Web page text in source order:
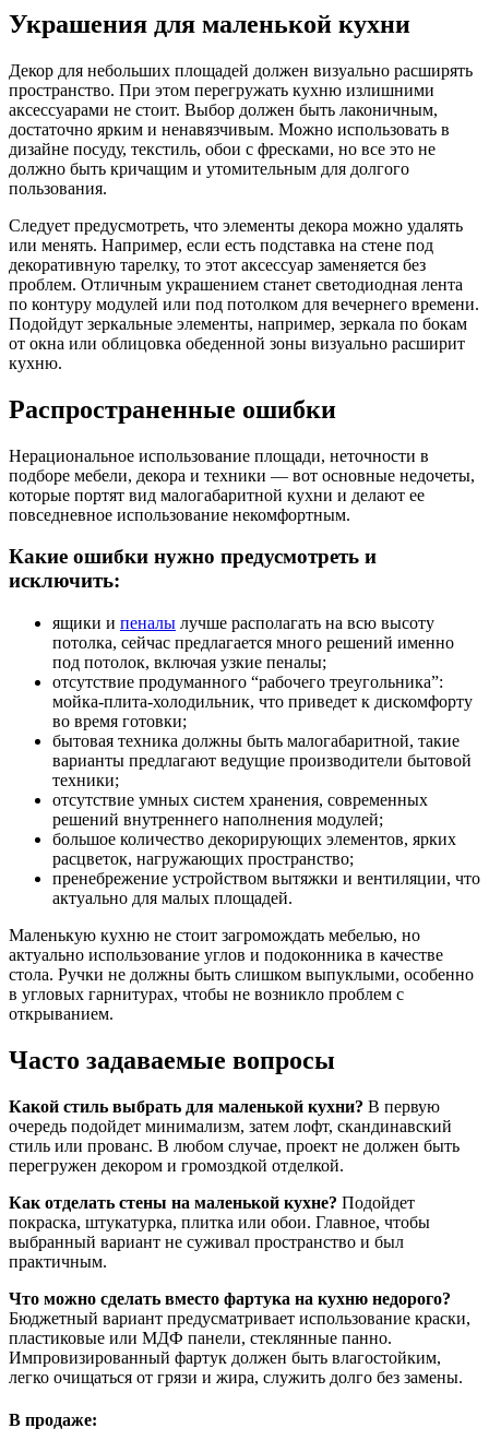
Украшения для маленькой кухни
Декор для небольших площадей должен визуально расширять
пространство. При этом перегружать кухню излишними
аксессуарами не стоит. Выбор должен быть лаконичным,
достаточно ярким и ненавязчивым. Можно использовать в
дизайне посуду, текстиль, обои с фресками, но все это не
должно быть кричащим и утомительным для долгого
пользования.
Следует предусмотреть, что элементы декора можно удалять
или менять. Например, если есть подставка на стене под
декоративную тарелку, то этот аксессуар заменяется без
проблем. Отличным украшением станет светодиодная лента
по контуру модулей или под потолком для вечернего времени.
Подойдут зеркальные элементы, например, зеркала по бокам
от окна или облицовка обеденной зоны визуально расширит
кухню.
Распространенные ошибки
Нерациональное использование площади, неточности в
подборе мебели, декора и техники — вот основные недочеты,
которые портят вид малогабаритной кухни и делают ее
повседневное использование некомфортным.
Какие ошибки нужно предусмотреть и
исключить:
ящики и пеналы лучше располагать на всю высоту
потолка, сейчас предлагается много решений именно
под потолок, включая узкие пеналы;
отсутствие продуманного “рабочего треугольника”:
мойка-плита-холодильник, что приведет к дискомфорту
во время готовки;
бытовая техника должны быть малогабаритной, такие
варианты предлагают ведущие производители бытовой
техники;
отсутствие умных систем хранения, современных
решений внутреннего наполнения модулей;
большое количество декорирующих элементов, ярких
расцветок, нагружающих пространство;
пренебрежение устройством вытяжки и вентиляции, что
актуально для малых площадей.
Маленькую кухню не стоит загромождать мебелью, но
актуально использование углов и подоконника в качестве
стола. Ручки не должны быть слишком выпуклыми, особенно
в угловых гарнитурах, чтобы не возникло проблем с
открыванием.
Часто задаваемые вопросы
Какой стиль выбрать для маленькой кухни? В первую
очередь подойдет минимализм, затем лофт, скандинавский
стиль или прованс. В любом случае, проект не должен быть
перегружен декором и громоздкой отделкой.
Как отделать стены на маленькой кухне? Подойдет
покраска, штукатурка, плитка или обои. Главное, чтобы
выбранный вариант не суживал пространство и был
практичным.
Что можно сделать вместо фартука на кухню недорого?
Бюджетный вариант предусматривает использование краски,
пластиковые или МДФ панели, стеклянные панно.
Импровизированный фартук должен быть влагостойким,
легко очищаться от грязи и жира, служить долго без замены.
В продаже: